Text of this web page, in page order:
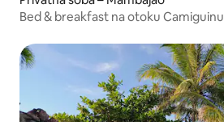
Bed & breakfast na otoku Camiguinu